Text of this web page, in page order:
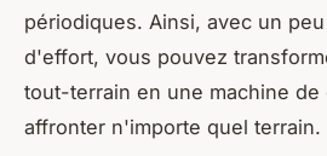
périodiques. Ainsi, avec un
d'effort, vous pouvez
tout-terrain en une machine de
affronter n'importe quel terrain.